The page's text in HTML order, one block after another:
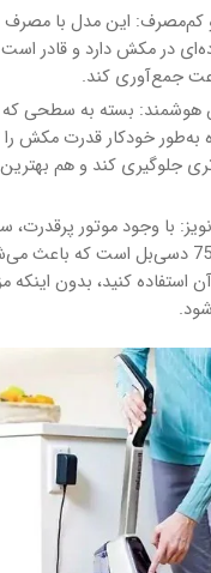
کم‌مصرف: این مدل با مصرف
در مکش دارد و قادر است
جمع‌آوری کند.
هوشمند: بسته به سطحی که
به‌طور خودکار قدرت مکش را
جلوگیری کند و هم بهترین
با وجود موتور
دستگاه کمتر از 75 دسی‌بل است که
استفاده کنید، بدون اینکه